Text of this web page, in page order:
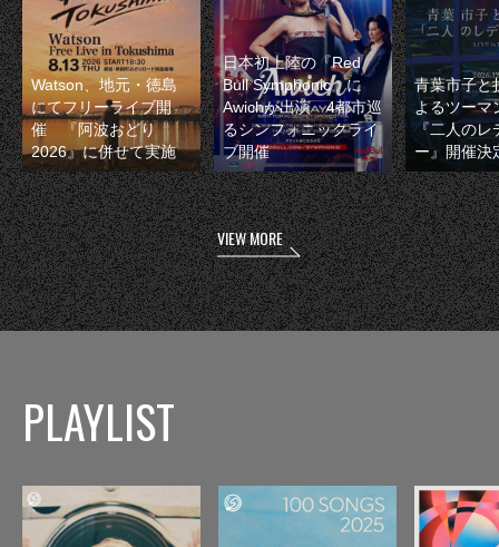
Watson、地元・徳島
にてフリーライブ開
催 『阿波おどり
2026』に併せて実施
日本初上陸の『Red
Bull Symphonic』に
Awichが出演 4都市巡
るシンフォニックライ
ブ開催
青葉市子と
よるツーマ
『二人のレ
ー』開催決
VIEW MORE
PLAYLIST